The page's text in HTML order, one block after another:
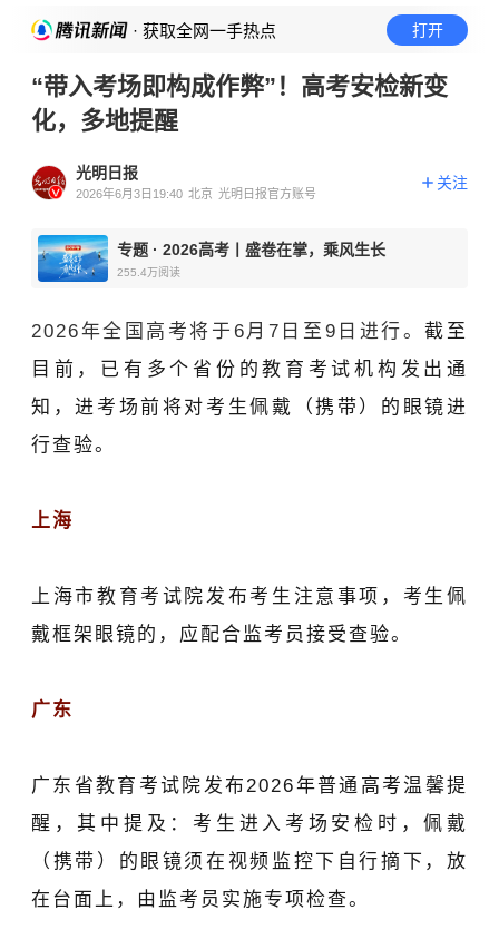
· 获取全网一手热点 打开
“带入考场即构成作弊”！高考安检新变
化，多地提醒
光明日报
2026年6月3日19:40 北京 光明日报官方账号
关注
专题 · 2026高考丨盛卷在掌，乘风生长
255.4万阅读
2026年全国高考将于6月7日至9日进行。截至
目前，已有多个省份的教育考试机构发出通
知，进考场前将对考生佩戴（携带）的眼镜进
行查验。
上海
上 海市教育考试院发布考生注意事项，考生佩
戴框架眼镜的，应配合监考员接受查验。
广东
广东省教育考试院发布2026年普通高考温馨提
醒，其中提及：考生进入考场安检时，佩戴
（携带）的眼镜须在视频监控下自行摘下，放
在台面上，由监考员实施专项检查。